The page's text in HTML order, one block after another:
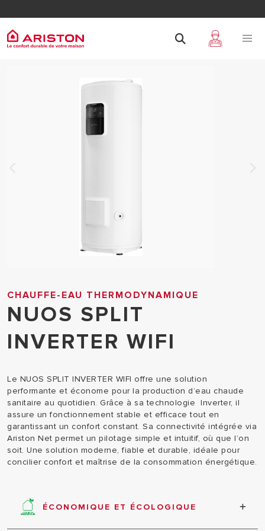
CHAUFFE-EAU THERMODYNAMIQUE
NUOS SPLIT
INVERTER WIFI
Le NUOS SPLIT INVERTER WIFI offre une solution
performante et économe pour la production d’eau chaude
sanitaire au quotidien. Grâce à sa technologie Inverter, il
assure un fonctionnement stable et efficace tout en
garantissant un confort constant. Sa connectivité intégrée via
Ariston Net permet un pilotage simple et intuitif, où que l’on
soit. Une solution moderne, fiable et durable, idéale pour
concilier confort et maîtrise de la consommation énergétique.
ÉCONOMIQUE ET ÉCOLOGIQUE